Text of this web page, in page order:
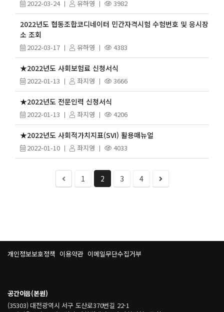
2022-03-24 유하영 3982
2022년도 협동조합코디네이터 민간자격시험 수험번호 및 응시장
소 조회
2022-03-17 유하영 4383
★2022년도 사회보험료 신청서식
2022-01-13 좌지영 3666
★2022년도 전문인력 신청서식
2022-01-13 좌지영 4206
★2022년도 사회적가치지표(SVI) 활용매뉴얼
2022-01-10 좌지영 4033
1 2 3 4
개인정보보호정책 이용약관 이메일무단수집거부
공간이음(본원)
(35303) 대전광역시 서구 도산로370번길 22-1